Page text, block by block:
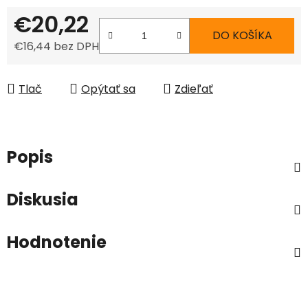
€20,22
€16,44 bez DPH
DO KOŠÍKA
Tlač Opýtať sa Zdieľať
Popis
Diskusia
Hodnotenie